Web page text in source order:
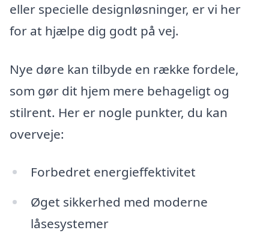
eller specielle designløsninger, er vi her
for at hjælpe dig godt på vej.
Nye døre kan tilbyde en række fordele,
som gør dit hjem mere behageligt og
stilrent. Her er nogle punkter, du kan
overveje:
Forbedret energieffektivitet
Øget sikkerhed med moderne
låsesystemer